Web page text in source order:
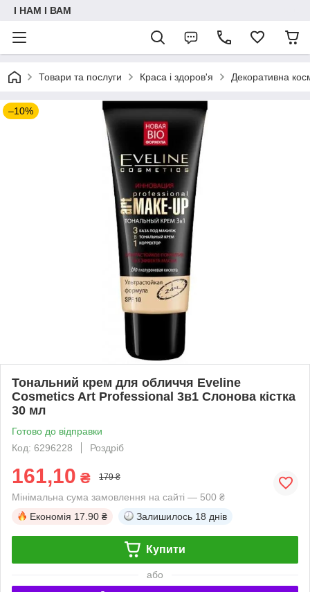
I НАМ I ВАМ
Товари та послуги Краса і здоров'я Декоративна
–10%
Тональний крем для обличчя Eveline
Cosmetics Art Professional 3в1 Слонова кістка
30 мл
Готово до відправки
Код: 6296228
Роздріб
161,10 ₴ 179 ₴
Мінімальна сума замовлення на сайті — 500 ₴
Економія 17.90 ₴ Залишилось 18 днів
Купити
або